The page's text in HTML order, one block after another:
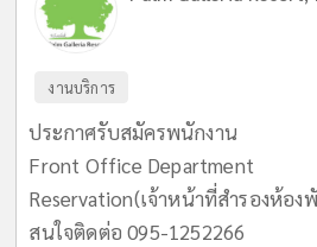
งานบริการ
ประกาศรับสมัครพนักงาน
Front Office Department
Reservation(เจ้าหน้าที่สำรองห้อง
สนใจติดต่อ 095-1252266